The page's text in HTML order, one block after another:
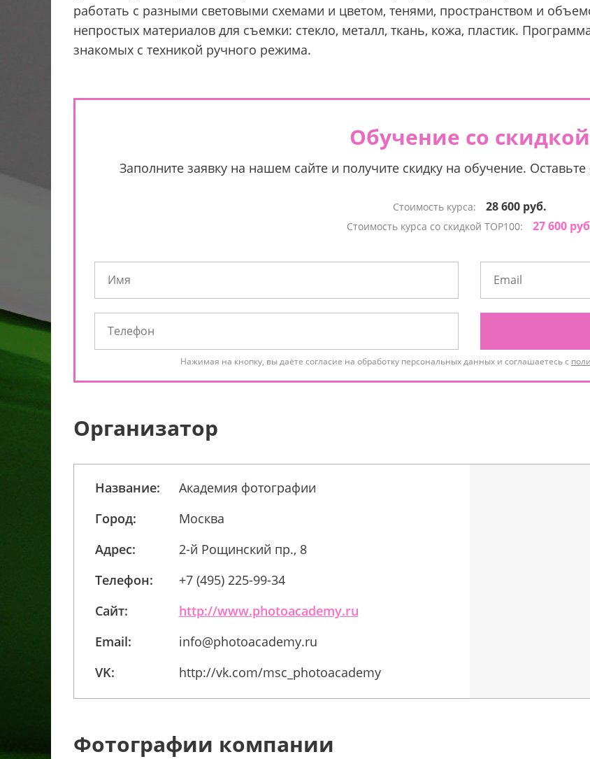
работать с разными световыми схемами и цветом, тенями, пространством и
непростых материалов для съемки: стекло, металл, ткань, кожа, пластик.
знакомых с техникой ручного режима.
Обучение со скидкой
Заполните заявку на нашем сайте и получите скидку на обучение.
Стоимость курса: 28 600 руб.
Стоимость курса со скидкой TOP100: 27 600
Нажимая на кнопку, вы даёте согласие на обработку персональных данных и соглашаетесь с
Организатор
Название:
Академия фотографии
Город:
Москва
Адрес:
2-й Рощинский пр., 8
Телефон:
+7 (495) 225-99-34
Сайт:
http://www.photoacademy.ru
Email:
info@photoacademy.ru
VK:
http://vk.com/msc_photoacademy
Фотографии компании